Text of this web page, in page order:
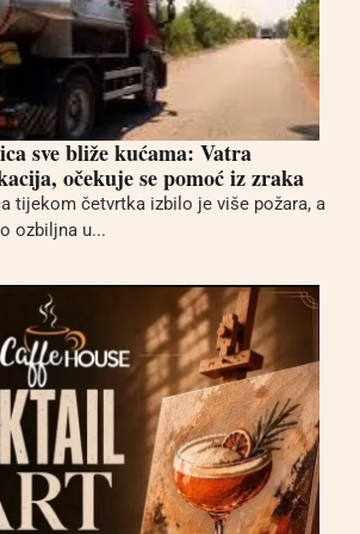
sve bliže kućama: Vatra
očekuje se pomoć iz zraka
tijekom četvrtka izbilo je više požara, a
ozbiljna u...